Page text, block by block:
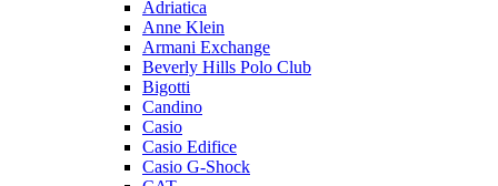
Adriatica
Anne Klein
Armani Exchange
Beverly Hills Polo Club
Bigotti
Candino
Casio
Casio Edifice
Casio G-Shock